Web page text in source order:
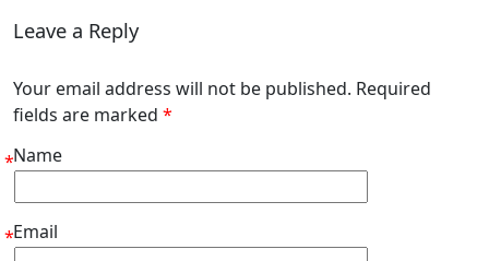
Leave a Reply
Your email address will not be published. Required
fields are marked *
Name
*
Email
*